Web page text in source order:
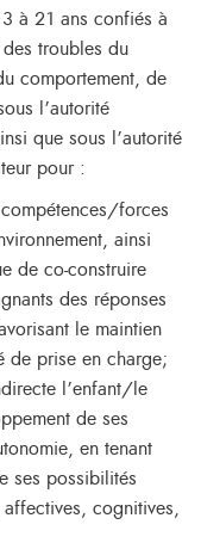
à 21 ans confiés à
des troubles du
comportement, de
l’autorité
que sous l’autorité
pour :
forces
ainsi
de co-construire
des réponses
le maintien
de prise en charge;
l’enfant/le
de ses
en tenant
ses possibilités
cognitives,